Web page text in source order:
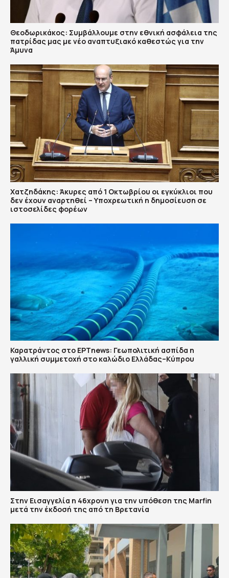
Θεοδωρικάκος: Συμβάλλουμε στην εθνική ασφάλεια της
πατρίδας μας με νέο αναπτυξιακό καθεστώς για την
Άμυνα
Χατζηδάκης: Άκυρες από 1 Οκτωβρίου οι εγκύκλιοι που
δεν έχουν αναρτηθεί – Υποχρεωτική η δημοσίευση σε
ιστοσελίδες φορέων
Καρατράντος στο ΕΡΤnews: Γεωπολιτική ασπίδα η
γαλλική συμμετοχή στο καλώδιο Ελλάδας–Κύπρου
Στην Εισαγγελία η 46χρονη για την υπόθεση της Marfin
μετά την έκδοσή της από τη Βρετανία